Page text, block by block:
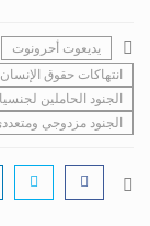
يديعوت أحرونوت
انتهاكات حقوق الإنسان
الجنود الحاملين
الجنود مزدوجي